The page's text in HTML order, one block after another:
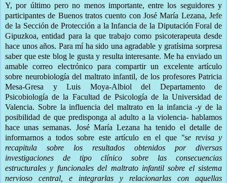
Y, por último pero no menos importante, entre los seguidores y
participantes de Buenos tratos cuento con José María Lezana, Jefe
de la Sección de Protección a la Infancia de la Diputación Foral de
Gipuzkoa, entidad para la que trabajo como psicoterapeuta desde
hace unos años. Para mí ha sido una agradable y gratísima sorpresa
saber que este blog le gusta y resulta interesante. Me ha enviado un
amable correo electrónico para compartir un excelente artículo
sobre neurobiología del maltrato infantil, de los profesores Patricia
Mesa-Gresa y Luis Moya-Albiol del Departamento de
Psicobiología de la Facultad de Psicología de la Universidad de
Valencia. Sobre la influencia del maltrato en la infancia -y de la
posibilidad de que predisponga al adulto a la violencia- hablamos
hace unas semanas. José María Lezana ha tenido el detalle de
informarnos a todos sobre este artículo en el que "se revisa y
recapitula sobre los resultados obtenidos por diversas
investigaciones de tipo clínico sobre las consecuencias
estructurales y funcionales del maltrato infantil sobre el sistema
nervioso central, e integrarlas y relacionarlas con aquellas